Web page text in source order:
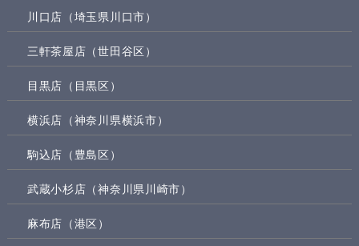
川口店（埼玉県川口市）
三軒茶屋店（世田谷区）
目黒店（目黒区）
横浜店（神奈川県横浜市）
駒込店（豊島区）
武蔵小杉店（神奈川県川崎市）
麻布店（港区）